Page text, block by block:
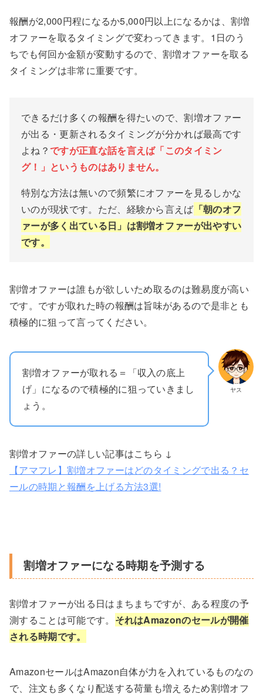
報酬が2,000円程になるか5,000円以上になるかは、割増
オファーを取るタイミングで変わってきます。1日のう
ちでも何回か金額が変動するので、割増オファーを取る
タイミングは非常に重要です。
できるだけ多くの報酬を得たいので、割増オファー
が出る・更新されるタイミングが分かれば最高です
よね？ですが正直な話を言えば「このタイミン
グ！」というものはありません。
特別な方法は無いので頻繁にオファーを見るしかな
いのが現状です。ただ、経験から言えば 「朝のオフ
ァーが多く出ている日」は割増オファーが出やすい
です。
割増オファーは誰もが欲しいため取るのは難易度が高い
です。ですが取れた時の報酬は旨味があるので是非とも
積極的に狙って言ってください。
ヤス
割増オファーが取れる＝「収入の底上
げ」になるので積極的に狙っていきまし
ょう。
割増オファーの詳しい記事はこちら ↓
【アマフレ】割増オファーはどのタイミングで出る？セ
ールの時期と報酬を上げる方法3選!
割増オファーになる時期を予測する
割増オファーが出る日はまちまちですが、ある程度の予
測することは可能です。 それはAmazonのセールが開催
される時期です。
AmazonセールはAmazon自体が力を入れているものなの
で、注文も多くなり配送する荷量も増えるため割増オフ